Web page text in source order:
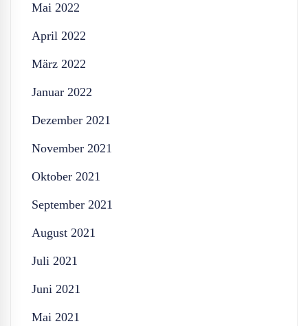
Mai 2022
April 2022
März 2022
Januar 2022
Dezember 2021
November 2021
Oktober 2021
September 2021
August 2021
Juli 2021
Juni 2021
Mai 2021